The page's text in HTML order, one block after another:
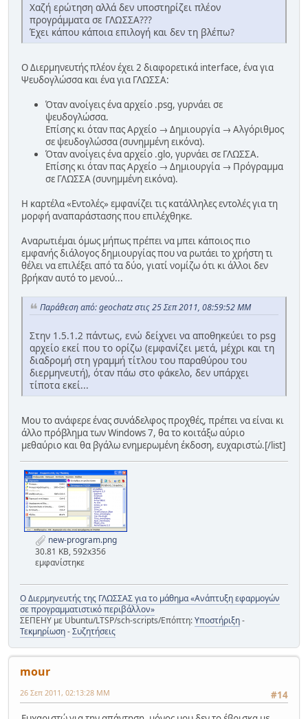
Χαζή ερώτηση αλλά δεν υποστηρίζει πλέον
προγράμματα σε ΓΛΩΣΣΑ???
Έχει κάπου κάποια επιλογή και δεν τη βλέπω?
Ο Διερμηνευτής πλέον έχει 2 διαφορετικά interface, ένα για
Ψευδογλώσσα και ένα για ΓΛΩΣΣΑ:
Όταν ανοίγεις ένα αρχείο .psg, γυρνάει σε
ψευδογλώσσα.
Επίσης κι όταν πας Αρχείο → Δημιουργία → Αλγόριθμος
σε ψευδογλώσσα (συνημμένη εικόνα).
Όταν ανοίγεις ένα αρχείο .glo, γυρνάει σε ΓΛΩΣΣΑ.
Επίσης κι όταν πας Αρχείο → Δημιουργία → Πρόγραμμα
σε ΓΛΩΣΣΑ (συνημμένη εικόνα).
Η καρτέλα «Εντολές» εμφανίζει τις κατάλληλες εντολές για τη
μορφή αναπαράστασης που επιλέχθηκε.
Αναρωτιέμαι όμως μήπως πρέπει να μπει κάποιος πιο
εμφανής διάλογος δημιουργίας που να ρωτάει το χρήστη τι
θέλει να επιλέξει από τα δύο, γιατί νομίζω ότι κι άλλοι δεν
βρήκαν αυτό το μενού...
Παράθεση από: geochatz στις 25 Σεπ 2011, 08:59:52 ΜΜ
Στην 1.5.1.2 πάντως, ενώ δείχνει να αποθηκεύει το psg
αρχείο εκεί που το ορίζω (εμφανίζει μετά, μέχρι και τη
διαδρομή στη γραμμή τίτλου του παραθύρου του
διερμηνευτή), όταν πάω στο φάκελο, δεν υπάρχει
τίποτα εκεί...
Μου το ανάφερε ένας συνάδελφος προχθές, πρέπει να είναι κι
άλλο πρόβλημα των Windows 7, θα το κοιτάξω αύριο
μεθαύριο και θα βγάλω ενημερωμένη έκδοση, ευχαριστώ.[/list]
new-program.png
30.81 KB, 592x356
εμφανίστηκε
Ο Διερμηνευτής της ΓΛΩΣΣΑΣ για το μάθημα «Ανάπτυξη εφαρμογών
σε προγραμματιστικό περιβάλλον»
ΣΕΠΕΗΥ με Ubuntu/LTSP/sch-scripts/Επόπτη:Υποστήριξη-
Τεκμηρίωση-Συζητήσεις
mour
#14
26 Σεπ 2011, 02:13:28 ΜΜ